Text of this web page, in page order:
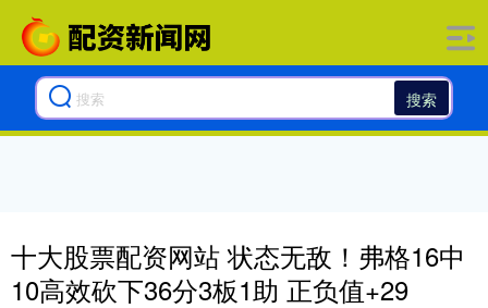
搜索
十大股票配资网站 状态无敌！弗格16中
10高效砍下36分3板1助 正负值+29